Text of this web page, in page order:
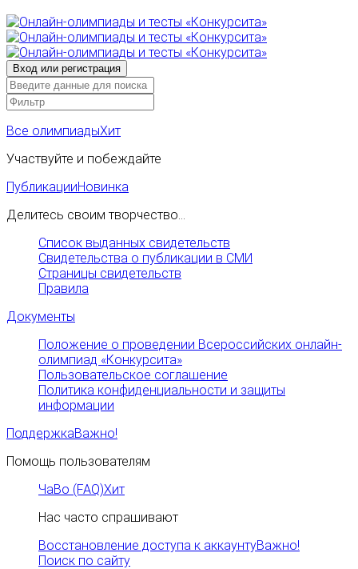
Все олимпиадыХит
Участвуйте и побеждайте
ПубликацииНовинка
Делитесь своим творчество...
Список выданных свидетельств
Свидетельства о публикации в СМИ
Страницы свидетельств
Правила
Документы
Положение о проведении Всероссийских онлайн-
олимпиад «Конкурсита»
Пользовательское соглашение
Политика конфиденциальности и защиты
информации
ПоддержкаВажно!
Помощь пользователям
ЧаВо (FAQ)Хит
Нас часто спрашивают
Восстановление доступа к аккаунтуВажно!
Поиск по сайту